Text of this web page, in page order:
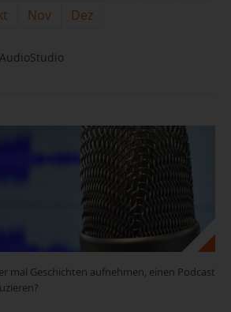
Nov Dez
mal Geschichten aufnehmen, einen Podcast